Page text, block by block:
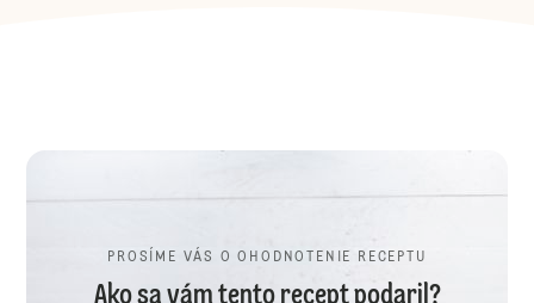
PROSÍME VÁS O OHODNOTENIE RECEPTU
Ako sa vám tento recept podaril?